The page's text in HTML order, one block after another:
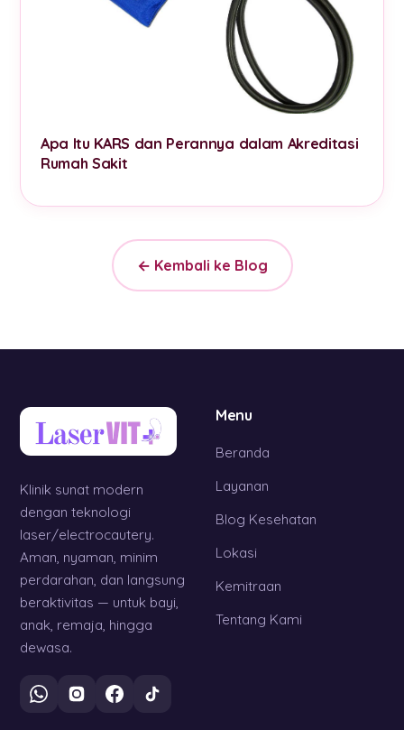
Apa Itu KARS dan Perannya dalam Akreditasi
Rumah Sakit
← Kembali ke Blog
Klinik sunat modern
dengan teknologi
laser/electrocautery.
Aman, nyaman, minim
perdarahan, dan langsung
beraktivitas — untuk bayi,
anak, remaja, hingga
dewasa.
Menu
Beranda
Layanan
Blog Kesehatan
Lokasi
Kemitraan
Tentang Kami